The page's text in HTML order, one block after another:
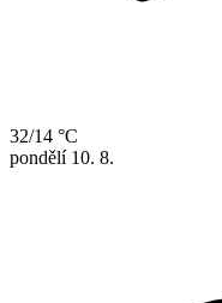
32/14 °C
pondělí 10. 8.